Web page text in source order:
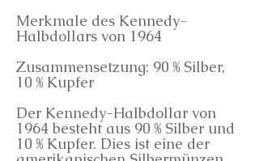
Merkmale des Kennedy-
Halbdollars von 1964
Zusammensetzung: 90 % Silber,
10 % Kupfer
Der Kennedy-Halbdollar von
1964 besteht aus 90 % Silber und
10 % Kupfer. Dies ist eine der